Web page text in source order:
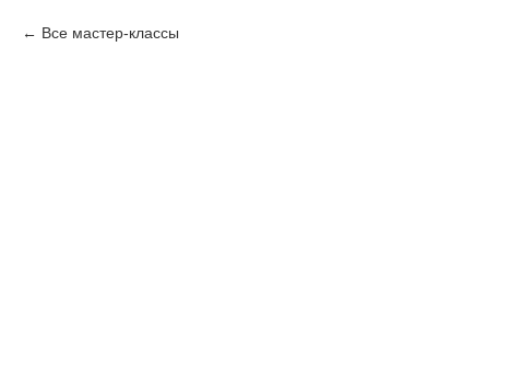
Все мастер-классы